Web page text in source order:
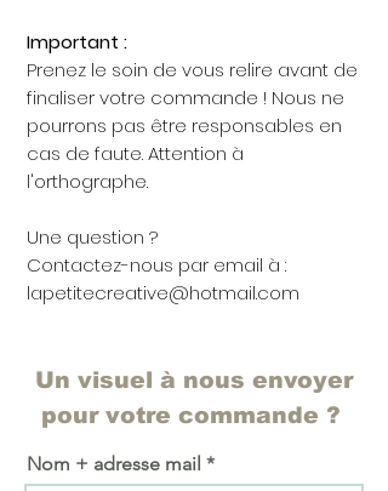
Important :
Prenez le soin de vous relire avant de
finaliser votre commande ! Nous ne
pourrons pas être responsables en
cas de faute. Attention à
l'orthographe.
Une question ?
Contactez-nous par email à :
lapetitecreative@hotmail.com
Un visuel à nous envoyer
pour votre commande ?
Nom + adresse mail